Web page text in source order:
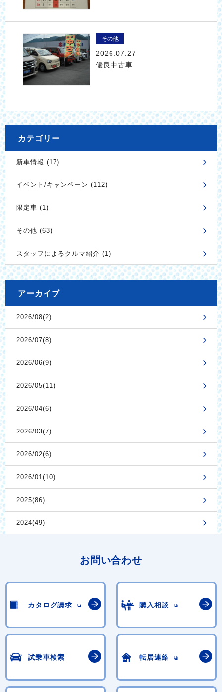
その他
2026.07.27
優良中古車
カテゴリー
新車情報 (17)
イベント/キャンペーン (112)
限定車 (1)
その他 (63)
スタッフによるクルマ紹介 (1)
アーカイブ
2026/08(2)
2026/07(8)
2026/06(9)
2026/05(11)
2026/04(6)
2026/03(7)
2026/02(6)
2026/01(10)
2025(86)
2024(49)
お問い合わせ
カタログ請求 購入相談
試乗車検索 転居連絡